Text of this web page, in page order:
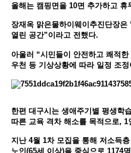
올해는 캠핑면을 10면 추가하고
장재옥 맑은물하이웨이추진단장
열린 공간”이라고 전했다.
아울러 “시민들이 안전하고 쾌적
우천 등 기상상황에 따라 일정 조
한편 대구시는 생애주기별 평생학
따른 교육 격차 해소를 목적으로,
지난 4월 1차 모집을 통해 저소득
노인(65세 이상)을 중심으로 1174